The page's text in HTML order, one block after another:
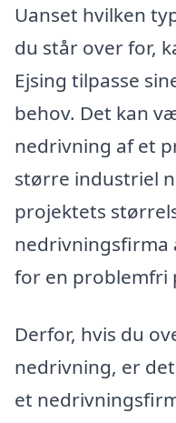
Uanset hvilken
du står over for,
Ejsing tilpasse
behov. Det kan
nedrivning af et
større industriel
projektets
nedrivningsfirma
for en problemfri
Derfor, hvis du
nedrivning, er
et